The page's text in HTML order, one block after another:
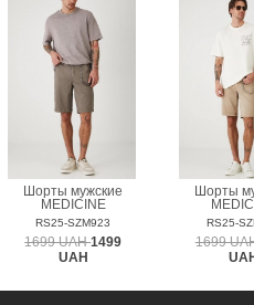
Шорты мужские
MEDICINE
RS25-SZM923
1699 UAH1499
UAH
Шорты
RS25-
1699
UAH